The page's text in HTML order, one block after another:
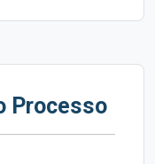
Processo